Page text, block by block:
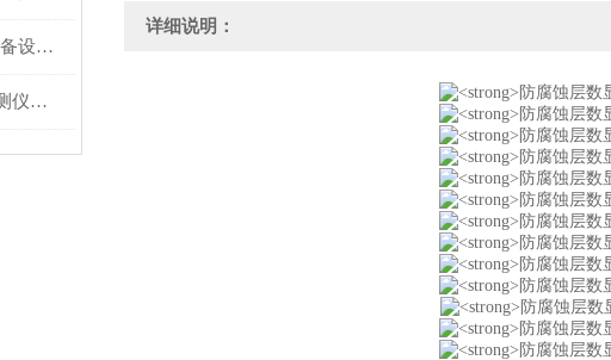
学校食堂食材快检实验室必-备设备清单【云唐仪器推荐】
学校食堂用食品安全快速检测仪器【行业推荐】云唐食品安全检测仪
详细说明：